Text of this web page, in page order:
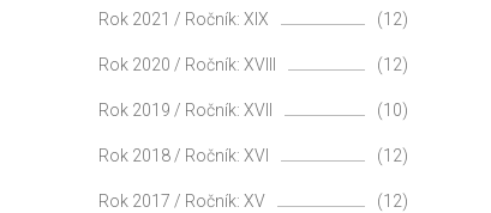
Rok 2021 / Ročník: XIX (12)
Rok 2020 / Ročník: XVIII (12)
Rok 2019 / Ročník: XVII (10)
Rok 2018 / Ročník: XVI (12)
Rok 2017 / Ročník: XV (12)